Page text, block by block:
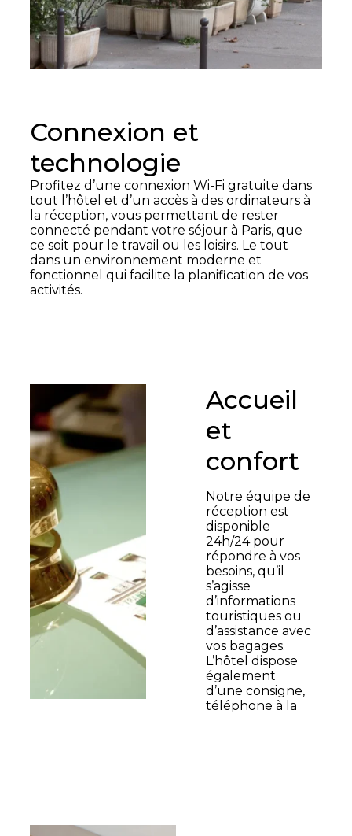
Connexion et
technologie
Profitez d’une connexion Wi-Fi gratuite dans
tout l’hôtel et d’un accès à des ordinateurs à
la réception, vous permettant de rester
connecté pendant votre séjour à Paris, que
ce soit pour le travail ou les loisirs. Le tout
dans un environnement moderne et
fonctionnel qui facilite la planification de vos
activités.
Accueil
et
confort
Notre équipe de
réception est
disponible
24h/24 pour
répondre à vos
besoins, qu’il
s’agisse
d’informations
touristiques ou
d’assistance avec
vos bagages.
L’hôtel dispose
également
d’une consigne,
téléphone à la